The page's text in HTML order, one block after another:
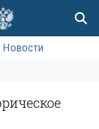
Новости